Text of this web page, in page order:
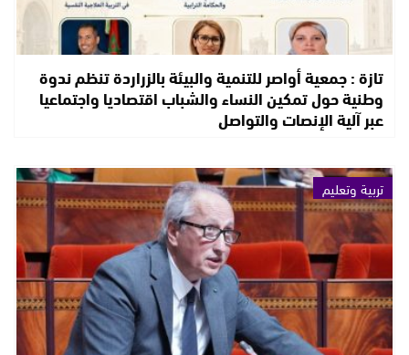
تازة : جمعية أواصر للتنمية والبيئة بالزراردة تنظم ندوة
وطنية حول تمكين النساء والشباب اقتصاديا واجتماعيا
عبر آلية الإنصات والتواصل
تربية وتعليم